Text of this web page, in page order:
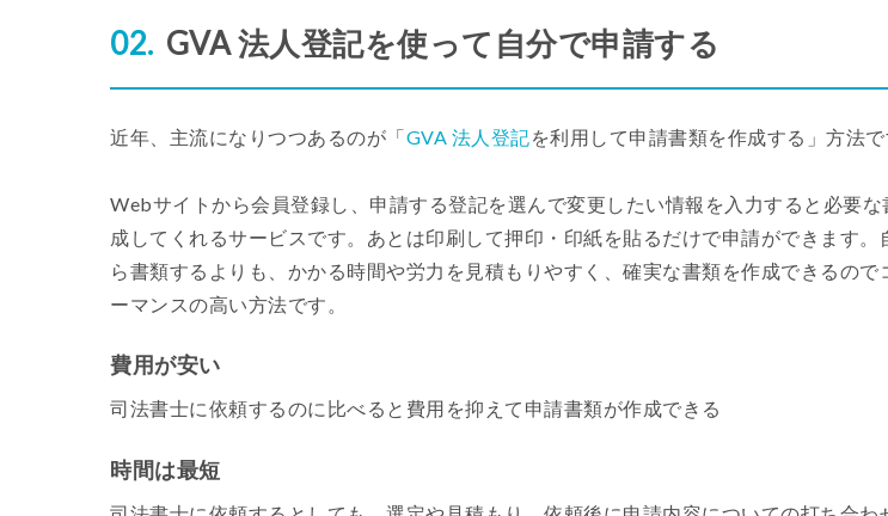
GVA 法人登記を使って自分で申請する
近年、主流になりつつあるのが「GVA 法人登記 を利用して申請書類を作成する」方法で
Webサイトから会員登録し、申請する登記を選んで変更したい情報を入力すると必要
成してくれるサービスです。あとは印刷して押印・印紙を貼るだけで申請ができます。
ら書類するよりも、かかる時間や労力を見積もりやすく、確実な書類を作成できるので
ーマンスの高い方法です。
費用が安い
司法書士に依頼するのに比べると費用を抑えて申請書類が作成できる
時間は最短